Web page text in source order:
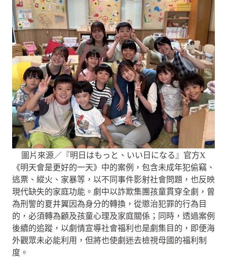
圖片來源／『明日はもっと、いい日になる』官方X
《明天會是更好的一天》中的案例，包含未成年犯偷竊、
逃票、縱火、家暴等，以不同事件影射社會問題，也反映
現代缺失的家庭功能。劇中以詐欺集團孩童貫穿全劇，曾
為刑警的夏井翼因為身分的轉換，從懲治犯罪的行為目
的，必須轉為顧及孩童心理及家庭關係；同時，透過案例
後續的追蹤，以劇情宣導社會福利也是劇集目的，即便海
外觀眾未必能利用，但將也使劇迷去檢視母國的福利制
度。